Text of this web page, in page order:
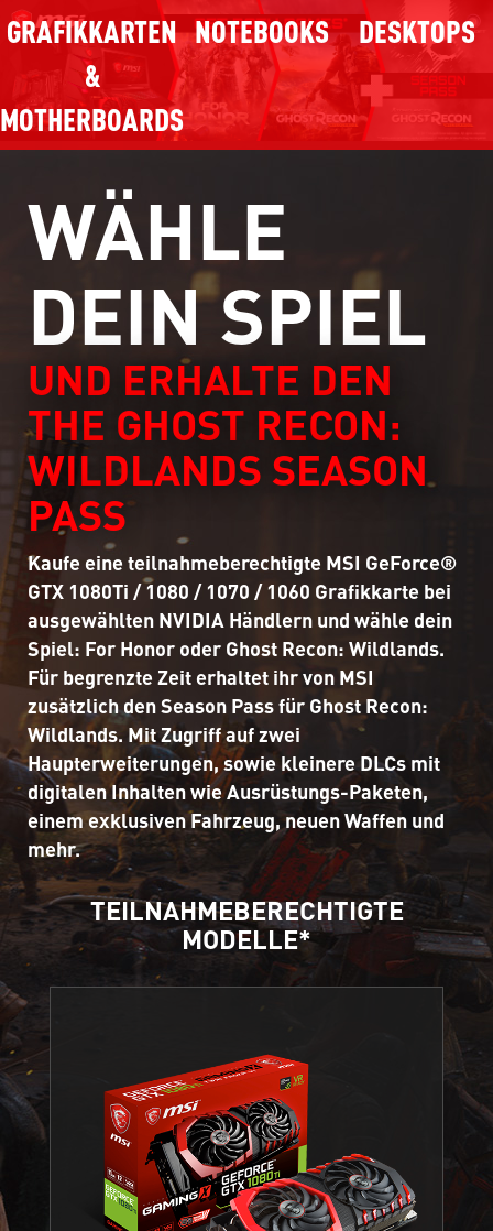
GRAFIKKARTEN
&
MOTHERBOARDS
NOTEBOOKS DESKTOPS
WÄHLE
DEIN SPIEL
UND ERHALTE DEN
THE GHOST RECON:
WILDLANDS SEASON
PASS
Kaufe eine teilnahmeberechtigte MSI GeForce®
GTX 1080Ti / 1080 / 1070 / 1060 Grafikkarte bei
ausgewählten NVIDIA Händlern und wähle dein
Spiel: For Honor oder Ghost Recon: Wildlands.
Für begrenzte Zeit erhaltet ihr von MSI
zusätzlich den Season Pass für Ghost Recon:
Wildlands. Mit Zugriff auf zwei
Haupterweiterungen, sowie kleinere DLCs mit
digitalen Inhalten wie Ausrüstungs-Paketen,
einem exklusiven Fahrzeug, neuen Waffen und
mehr.
TEILNAHMEBERECHTIGTE
MODELLE*